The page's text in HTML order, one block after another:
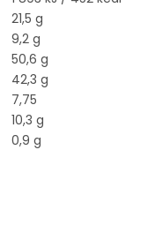
21,5 g
9,2 g
50,6 g
42,3 g
7,75
10,3 g
0,9 g